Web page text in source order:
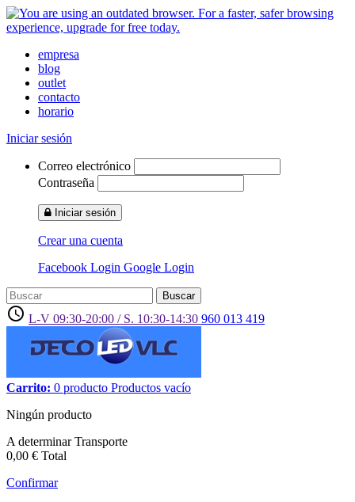
empresa
blog
outlet
contacto
horario
Iniciar sesión
Correo electrónico
Contraseña
Iniciar sesión
Crear una cuenta
Facebook Login Google Login
Buscar
access_time L-V 09:30-20:00 / S. 10:30-14:30 960 013 419
Carrito: 0 producto Productos vacío
Ningún producto
A determinarTransporte
0,00 € Total
Confirmar